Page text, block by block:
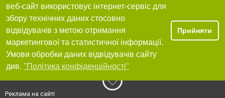
веб-сайт використовує інтернет-сервіс для
збору технічних даних стосовно
відвідувачів з метою отримання
маркетингової та статистичної інформації.
Умови обробки даних відвідувачів сайту
див. "Політика конфіденційності"
Прийняти
Реклама на сайті